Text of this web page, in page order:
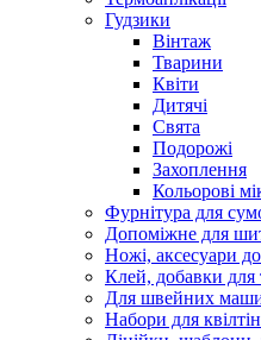
Гудзики
Вінтаж
Тварини
Квіти
Дитячі
Свята
Подорожі
Захоплення
Кольорові
Фурнітура для
Допоміжне для
Ножі, аксесуари
Клей, добавки для
Для швейних
Набори для